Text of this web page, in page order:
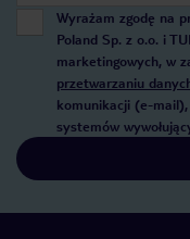
Wyrażam zgodę na
Poland Sp. z o.o. i
marketingowych, w
przetwarzaniu
komunikacji (e-
systemów